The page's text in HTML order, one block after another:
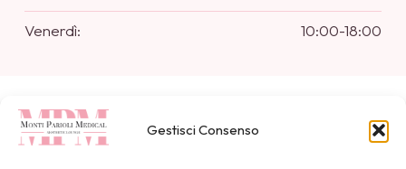
Gestisci Consenso
Venerdì:
10:00-18:00
© 2024 www.montipariolimedical.it